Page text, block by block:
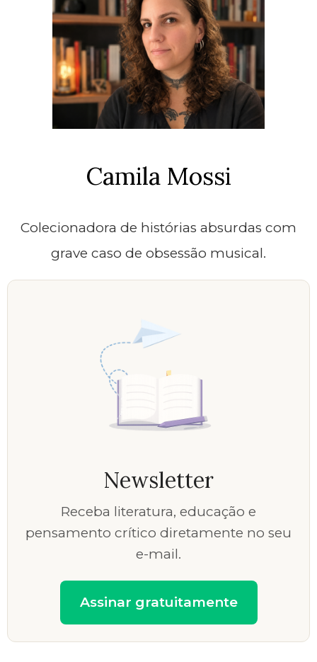
Camila Mossi
Colecionadora de histórias absurdas com
grave caso de obsessão musical.
Newsletter
Receba literatura, educação e
pensamento crítico diretamente no seu
e-mail.
Assinar gratuitamente